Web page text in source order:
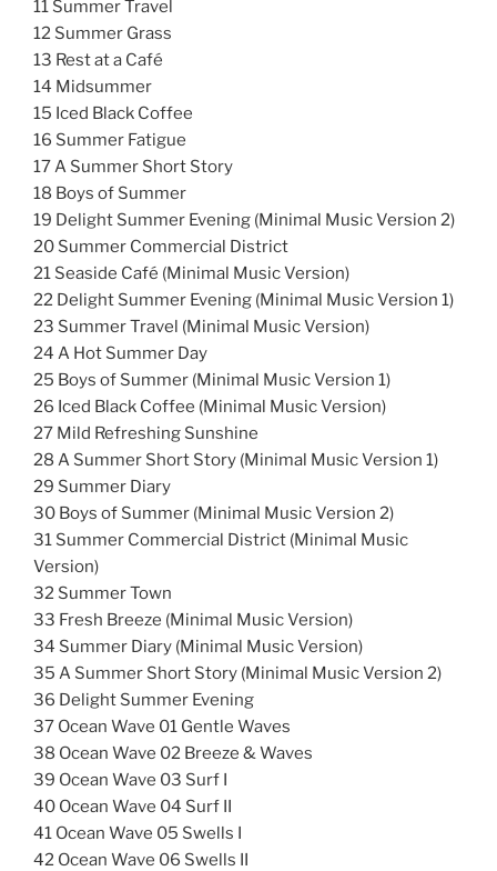
11 Summer Travel
12 Summer Grass
13 Rest at a Café
14 Midsummer
15 Iced Black Coffee
16 Summer Fatigue
17 A Summer Short Story
18 Boys of Summer
19 Delight Summer Evening (Minimal Music Version 2)
20 Summer Commercial District
21 Seaside Café (Minimal Music Version)
22 Delight Summer Evening (Minimal Music Version 1)
23 Summer Travel (Minimal Music Version)
24 A Hot Summer Day
25 Boys of Summer (Minimal Music Version 1)
26 Iced Black Coffee (Minimal Music Version)
27 Mild Refreshing Sunshine
28 A Summer Short Story (Minimal Music Version 1)
29 Summer Diary
30 Boys of Summer (Minimal Music Version 2)
31 Summer Commercial District (Minimal Music
Version)
32 Summer Town
33 Fresh Breeze (Minimal Music Version)
34 Summer Diary (Minimal Music Version)
35 A Summer Short Story (Minimal Music Version 2)
36 Delight Summer Evening
37 Ocean Wave 01 Gentle Waves
38 Ocean Wave 02 Breeze & Waves
39 Ocean Wave 03 Surf I
40 Ocean Wave 04 Surf II
41 Ocean Wave 05 Swells I
42 Ocean Wave 06 Swells II